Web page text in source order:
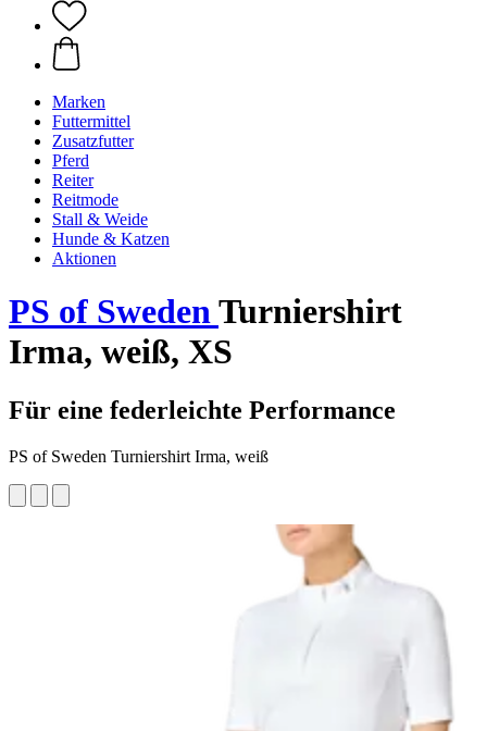
Marken
Futtermittel
Zusatzfutter
Pferd
Reiter
Reitmode
Stall & Weide
Hunde & Katzen
Aktionen
PS of SwedenTurniershirt
Irma, weiß, XS
Für eine federleichte Performance
PS of Sweden Turniershirt Irma, weiß